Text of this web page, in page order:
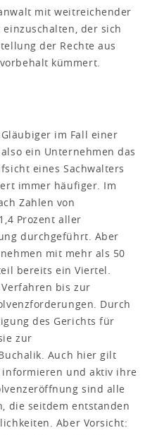
mit weitreichender
der sich
der Rechte aus
kümmert.
im Fall einer
ein Unternehmen das
eines Sach­walters
immer häufiger. Im
Zahlen von
Prozent aller
durchgeführt. Aber
mit mehr als 50
bereits ein Viertel.
bis zur
Durch
des Gerichts für
zur
Auch hier gilt
und aktiv ihre
sind alle
die seitdem entstanden
Aber Vorsicht: